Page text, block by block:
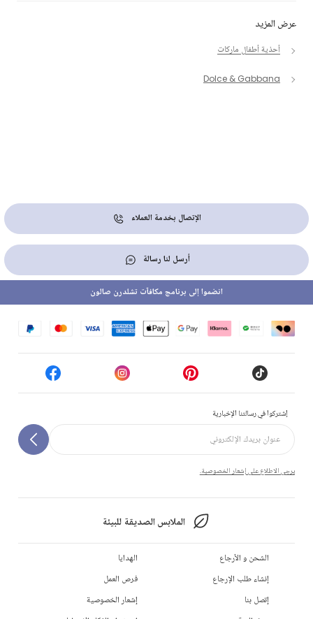
عرض المزيد
أحذية أطفال ماركات
Dolce & Gabbana
الإتصال بخدمة العملاء
أرسل لنا رسالة
إشتركوا في رسالتنا الإخبارية
يرجى الاطلاع على إشعار الخصوصية.
الملابس الصديقة للبيئة
انضموا إلى برنامج مكافآت تشلدرن صالون
الشحن و الأرجاع
إنشاء طلب الإرجاع
إتصل بنا
الهدايا
فرص العمل
إشعار الخصوصية